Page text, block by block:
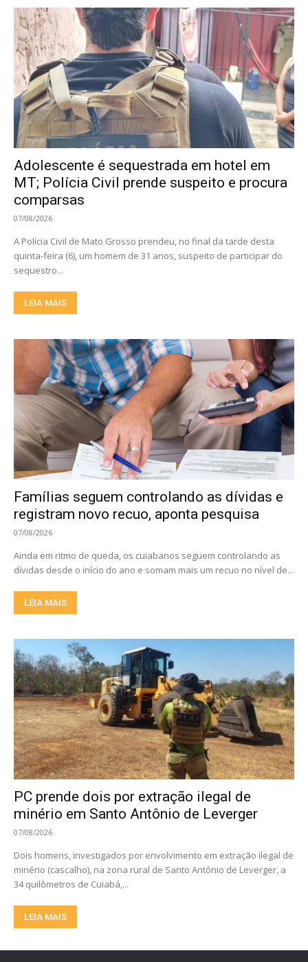
Adolescente é sequestrada em hotel em
MT; Polícia Civil prende suspeito e procura
comparsas
07/08/2026
A Polícia Civil de Mato Grosso prendeu, no final da tarde desta
quinta-feira (6), um homem de 31 anos, suspeito de participar do
sequestro...
LEIA MAIS
Famílias seguem controlando as dívidas e
registram novo recuo, aponta pesquisa
07/08/2026
Ainda em ritmo de queda, os cuiabanos seguem controlando as
dívidas desde o início do ano e somam mais um recuo no nível de...
LEIA MAIS
PC prende dois por extração ilegal de
minério em Santo Antônio de Leverger
07/08/2026
Dois homens, investigados por envolvimento em extração ilegal de
minério (cascalho), na zona rural de Santo Antônio de Leverger, a
34 quilômetros de Cuiabá,...
LEIA MAIS